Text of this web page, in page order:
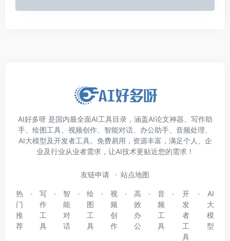
AI好多呀 是国内最全面AI工具目录，涵盖AI论文神器、写作助
手、绘图工具、视频创作、智能对话、办公助手、音频处理、
AI大模型及开发者工具。免费易用，资源丰富，满足个人、企
业及行业从业者需求，让AI技术更贴近您的需求！
友链申请 站点地图
热
门
推
荐
写
作
工
具
智
能
对
话
绘
图
工
具
视
频
创
作
高
效
办
公
音
频
工
具
开
发
者
工
具
AI
大
模
型